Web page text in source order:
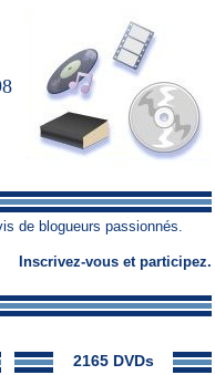
de blogueurs passionnés.
Inscrivez-vous et participez.
2165 DVDs